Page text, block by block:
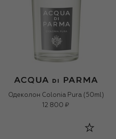
Одеколон Colonia Pura (50ml)
12 800 ₽